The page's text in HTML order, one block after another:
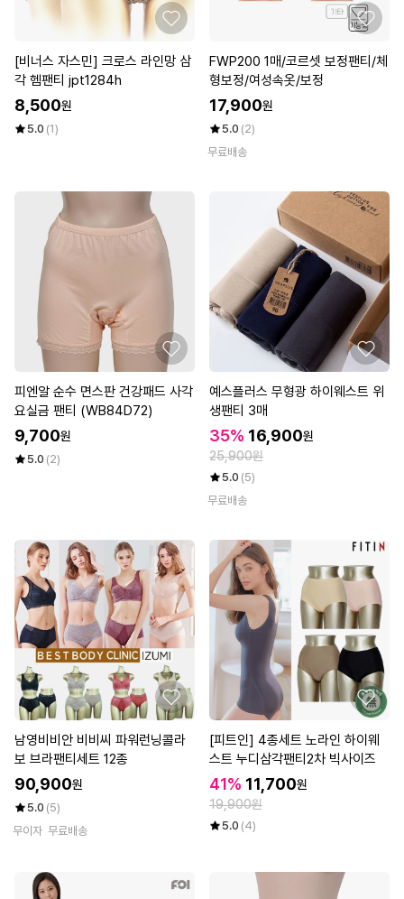
[비너스 자스민] 크로스 라인망 삼
각 헴팬티 jpt1284h
8,500원
5.0 (1)
FWP200 1매/코르셋 보정팬티/체
형보정/여성속옷/보정
17,900원
5.0 (2)
무료배송
피엔알 순수 면스판 건강패드 사각
요실금 팬티 (WB84D72)
9,700원
5.0 (2)
예스플러스 무형광 하이웨스트 위
생팬티 3매
35% 16,900원
25,900원
5.0 (5)
무료배송
남영비비안 비비씨 파워런닝콜라
보 브라팬티세트 12종
90,900원
5.0 (5)
무이자 무료배송
[피트인] 4종세트 노라인 하이웨
스트 누디삼각팬티2차 빅사이즈
41% 11,700원
19,900원
5.0 (4)